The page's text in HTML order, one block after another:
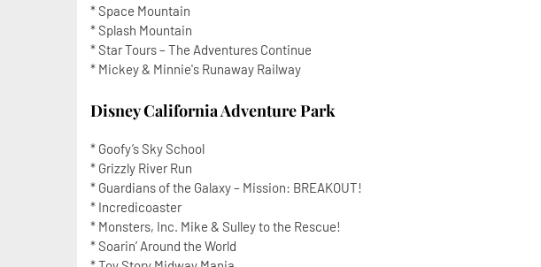
* Space Mountain
* Splash Mountain
* Star Tours – The Adventures Continue
* Mickey & Minnie's Runaway Railway
Disney California Adventure Park
* Goofy’s Sky School
* Grizzly River Run
* Guardians of the Galaxy – Mission: BREAKOUT!
* Incredicoaster
* Monsters, Inc. Mike & Sulley to the Rescue!
* Soarin’ Around the World